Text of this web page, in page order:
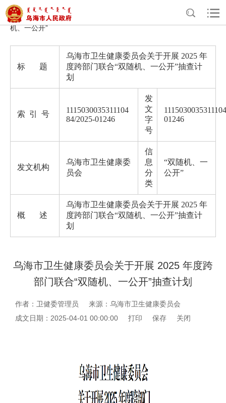
首页 >政务公开>政府信息公开
“双随
机、一公开”
标 题
乌海市卫生健康委员会关于开展 2025 年
度跨部门联合“双随机、一公开”抽查计
划
索 引 号
1115030035311104
84/2025-01246
发
文
字
号
01246
发文机构
乌海市卫生健康委
员会
信
息
分
类
“双随机、一
公开”
概 述
乌海市卫生健康委员会关于开展 2025 年
度跨部门联合“双随机、一公开”抽查计
划
乌海市卫生健康委员会关于开展 2025 年度跨
部门联合“双随机、一公开”抽查计划
作者：卫健委管理员
来源：乌海市卫生健康委员会
成文日期：2025-04-01 00:00:00
打印 保存 关闭